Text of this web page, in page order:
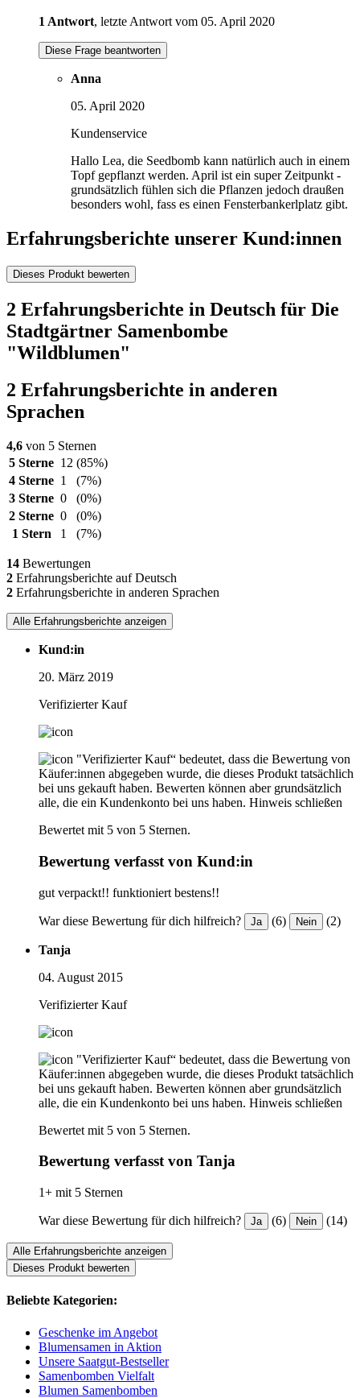
1 Antwort, letzte Antwort vom 05. April 2020
Diese Frage beantworten
Anna
05. April 2020
Kundenservice
Hallo Lea, die Seedbomb kann natürlich auch in einem
Topf gepflanzt werden. April ist ein super Zeitpunkt -
grundsätzlich fühlen sich die Pflanzen jedoch draußen
besonders wohl, fass es einen Fensterbankerlplatz gibt.
Erfahrungsberichte unserer Kund:innen
Dieses Produkt bewerten
2 Erfahrungsberichte in Deutsch für Die
Stadtgärtner Samenbombe
"Wildblumen"
2 Erfahrungsberichte in anderen
Sprachen
4,6 von 5 Sternen
5 Sterne 12 (85%)
4 Sterne 1
(7%)
3 Sterne 0
(0%)
2 Sterne 0
(0%)
1 Stern
1 (7%)
14 Bewertungen
2 Erfahrungsberichte auf Deutsch
2 Erfahrungsberichte in anderen Sprachen
Alle Erfahrungsberichte anzeigen
Kund:in
20. März 2019
Verifizierter Kauf
"Verifizierter Kauf“ bedeutet, dass die Bewertung von
Käufer:innen abgegeben wurde, die dieses Produkt tatsächlich
bei uns gekauft haben. Bewerten können aber grundsätzlich
alle, die ein Kundenkonto bei uns haben. Hinweis schließen
Bewertet mit 5 von 5 Sternen.
Bewertung verfasst von Kund:in
gut verpackt!! funktioniert bestens!!
War diese Bewertung für dich hilfreich? Ja (6) Nein (2)
Tanja
04. August 2015
Verifizierter Kauf
"Verifizierter Kauf“ bedeutet, dass die Bewertung von
Käufer:innen abgegeben wurde, die dieses Produkt tatsächlich
bei uns gekauft haben. Bewerten können aber grundsätzlich
alle, die ein Kundenkonto bei uns haben. Hinweis schließen
Bewertet mit 5 von 5 Sternen.
Bewertung verfasst von Tanja
1+ mit 5 Sternen
War diese Bewertung für dich hilfreich? Ja (6) Nein (14)
Alle Erfahrungsberichte anzeigen
Dieses Produkt bewerten
Beliebte Kategorien:
Geschenke im Angebot
Blumensamen in Aktion
Unsere Saatgut-Bestseller
Samenbomben Vielfalt
Blumen Samenbomben